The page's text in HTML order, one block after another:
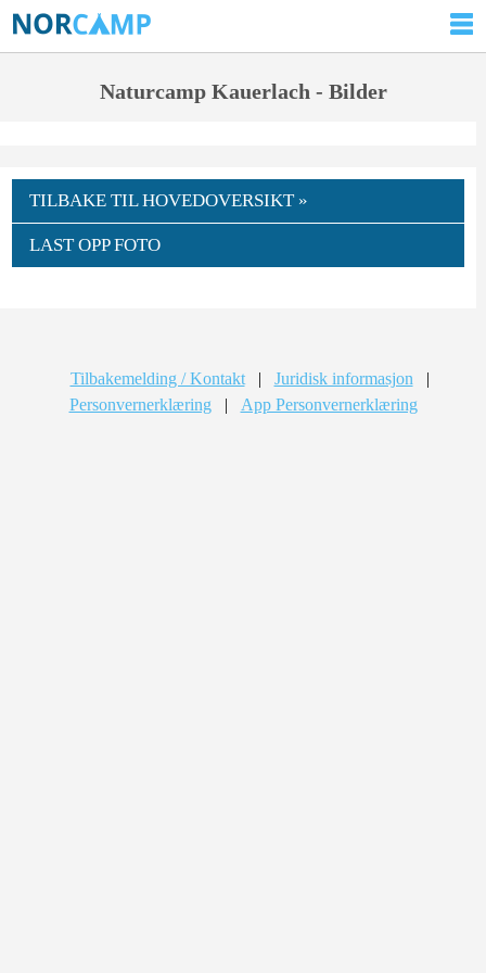
Naturcamp Kauerlach - Bilder
TILBAKE TIL HOVEDOVERSIKT »
LAST OPP FOTO
Tilbakemelding / Kontakt | Juridisk informasjon
|
Personvernerklæring
| App Personvernerklæring